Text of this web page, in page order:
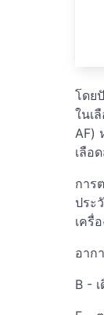
โดย
ในเ
AF)
เลือ
การ
ประ
เครื่
อาก
B -